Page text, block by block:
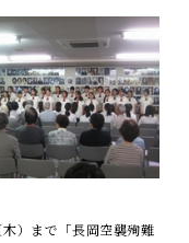
）まで「長岡空襲殉難